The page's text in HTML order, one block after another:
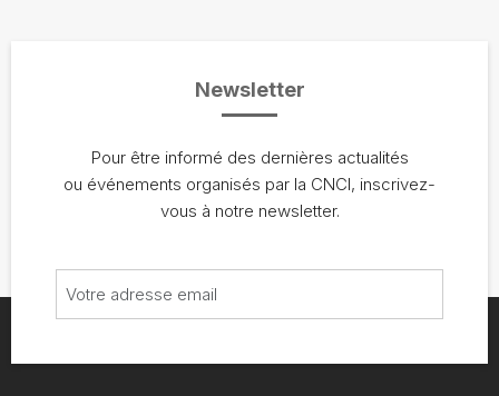
Newsletter
Pour être informé des dernières actualités
ou événements organisés par la CNCI, inscrivez-
vous à notre newsletter.